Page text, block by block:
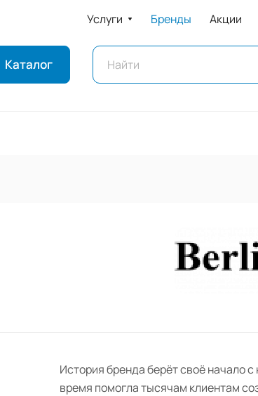
Услуги Бренды Акции
Каталог
История бренда берёт своё начало с
время помогла тысячам клиентам